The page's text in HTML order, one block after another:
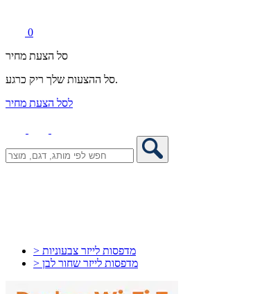
0
סל הצעת מחיר
סל ההצעות שלך ריק כרגע.
לסל הצעת מחיר
> מדפסות לייזר צבעוניות
> מדפסות לייזר שחור לבן